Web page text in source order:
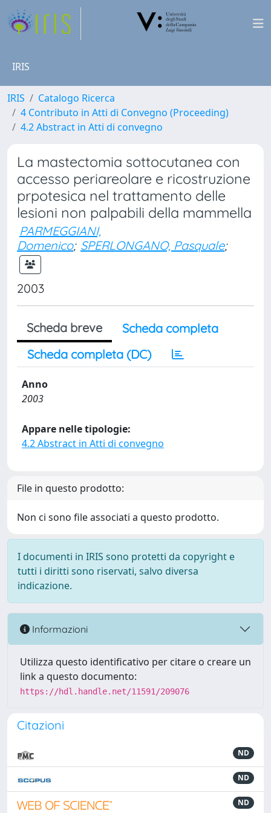
IRIS
IRIS
Catalogo Ricerca
4 Contributo in Atti di Convegno (Proceeding)
4.2 Abstract in Atti di convegno
La mastectomia sottocutanea con
accesso periareolare e ricostruzione
prpotesica nel trattamento delle
lesioni non palpabili della mammella
PARMEGGIANI,
Domenico; SPERLONGANO, Pasquale;
2003
Scheda breve
Scheda completa
Scheda completa (DC)
Anno
2003
Appare nelle tipologie:
4.2 Abstract in Atti di convegno
File in questo prodotto:
Non ci sono file associati a questo prodotto.
I documenti in IRIS sono protetti da copyright e
tutti i diritti sono riservati, salvo diversa
indicazione.
Informazioni
Utilizza questo identificativo per citare o creare un
link a questo documento:
https://hdl.handle.net/11591/209076
Citazioni
ND
ND
ND